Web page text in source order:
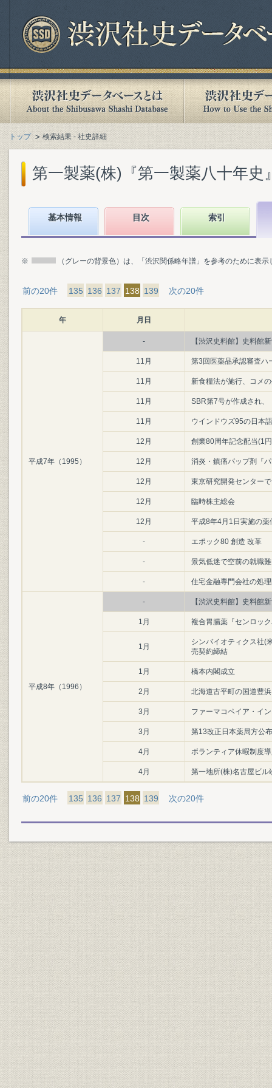
トップ 検索結果 - 社史詳細
第一製薬(株)『第一製薬八十年史
基本情報 目次 索引
※ （グレーの背景色）は、「渋沢関係略年譜」を参考のために表
前の20件 135 136 137 138 139 次の20件
年 月日
平成7年（1995）
- 【渋沢史料館】史料館
11月 第3回医薬品承認審査ハ
11月 新食糧法が施行、コメ
11月 SBR第7号が作成され、
11月 ウインドウズ95の日本
12月 創業80周年記念配当(1
12月 消炎・鎮痛パップ剤『
12月 東京研究開発センター
12月 臨時株主総会
12月 平成8年4月1日実施の
- エポック80 創造 改革
- 景気低迷で空前の就職
- 住宅金融専門会社の処
平成8年（1996）
- 【渋沢史料館】史料館
1月 複合胃腸薬『センロッ
1月
シンバイオティクス社(
売契約締結
1月 橋本内閣成立
2月 北海道古平町の国道豊
3月 ファーマコペイア・イ
3月 第13改正日本薬局方公
4月 ボランティア休暇制度
4月 第一地所(株)名古屋ビル
前の20件 135 136 137 138 139 次の20件